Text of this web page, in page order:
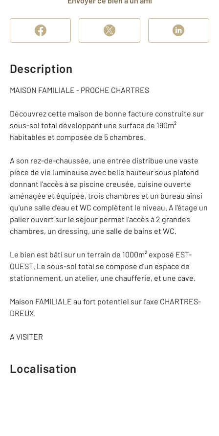
Description
MAISON FAMILIALE - PROCHE CHARTRES
Découvrez cette maison de bonne facture construite sur
sous-sol total développant une surface de 190m²
habitables et composée de 5 chambres.
A son rez-de-chaussée, une entrée distribue une vaste
pièce de vie lumineuse avec belle hauteur sous plafond
donnant l'accès à sa piscine creusée, cuisine ouverte
aménagée et équipée, trois chambres et un bureau ainsi
qu'une salle d'eau et WC complètent le niveau. A l'étage un
palier ouvert sur le séjour permet l'accès à 2 grandes
chambres, un dressing, une salle de bains et WC.
Le bien est bâti sur un terrain de 1000m² exposé EST-
OUEST. Le sous-sol total se compose d'un espace de
stationnement, un atelier, une chaufferie, et une cave.
Maison FAMILIALE au fort potentiel sur l'axe CHARTRES-
DREUX.
A VISITER
Localisation